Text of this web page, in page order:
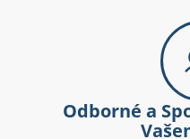
Odborné a